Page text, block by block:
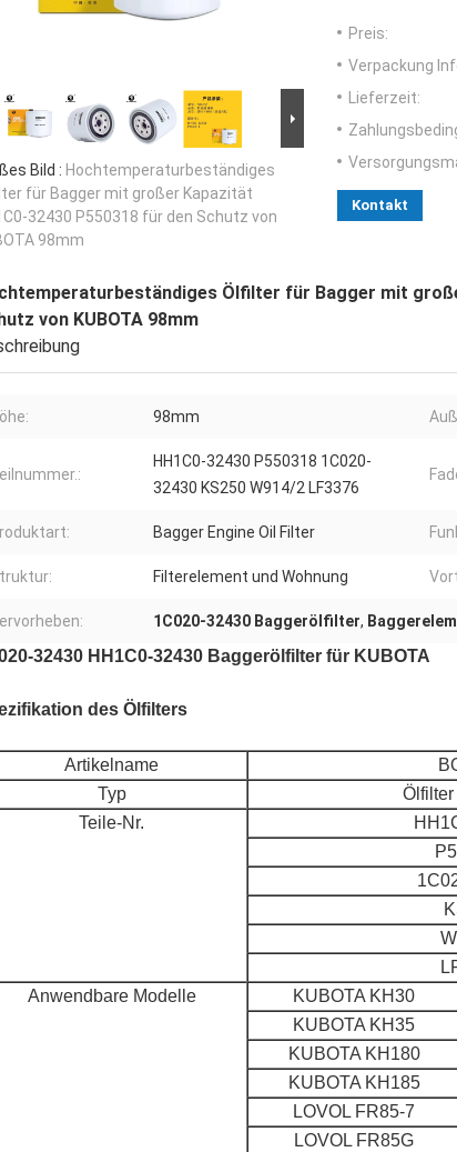
Bild : Hochtemperaturbeständiges
für Bagger mit großer Kapazität
32430 P550318 für den Schutz von
98mm
Preis:
Verpackung
Lieferzeit:
Kontakt
Ölfilter für Bagger mit
von KUBOTA 98mm
98mm
HH1C0-32430 P550318 1C020-
32430 KS250 W914/2 LF3376
Bagger Engine Oil Filter
Filterelement und Wohnung
1C020-32430 Baggerölfilter,
32430 HH1C0-32430 Baggerölfilter für KUBOTA
des Ölfilters
Artikelname
Typ
Teile-Nr.
Anwendbare Modelle
KUBOTA KH30
KUBOTA KH35
KUBOTA KH180
KUBOTA KH185
LOVOL FR85-7
LOVOL FR85G